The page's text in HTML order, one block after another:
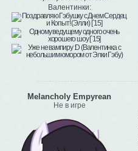
Валентинки:
Melancholy Empyrean
Не в игре